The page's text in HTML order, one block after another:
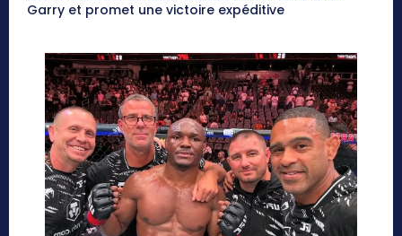
Garry et promet une victoire expéditive